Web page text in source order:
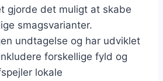
gjorde det muligt at skabe
smagsvarianter.
undtagelse og har udviklet
forskellige fyld og
lokale